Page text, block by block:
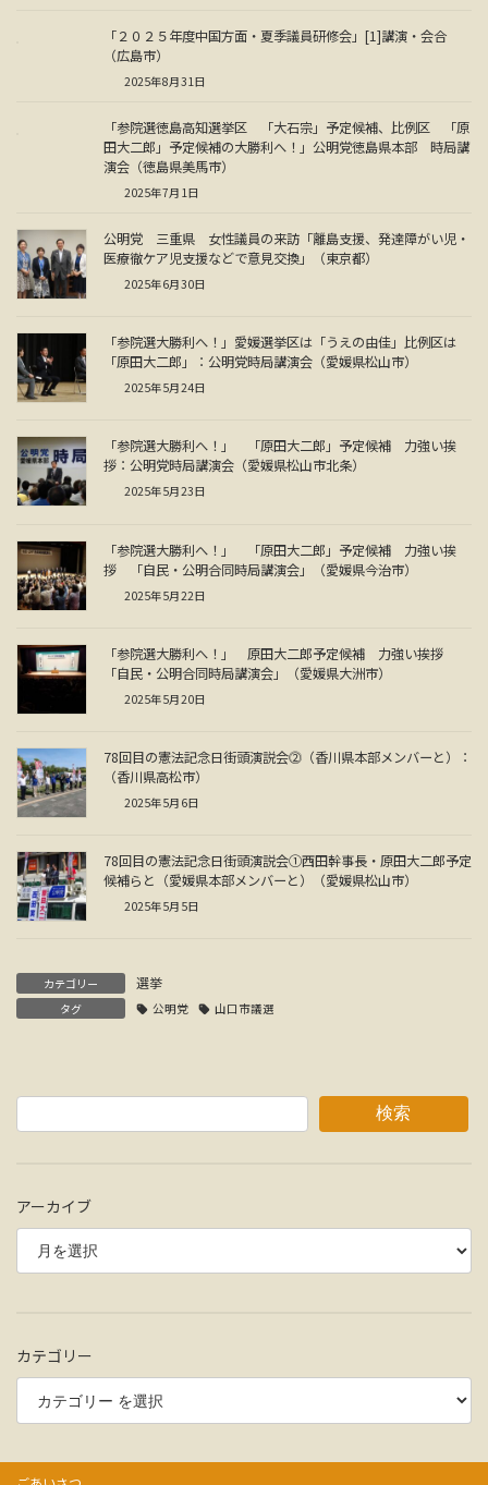
「２０２５年度中国方面・夏季議員研修会」[1]講演・会合
（広島市）
2025年8月31日
「参院選徳島高知選挙区 「大石宗」予定候補、比例区 「原
田大二郎」予定候補の大勝利へ！」公明党徳島県本部 時局講
演会（徳島県美馬市）
2025年7月1日
公明党 三重県 女性議員の来訪「離島支援、発達障がい児・
医療徹ケア児支援などで意見交換」（東京都）
2025年6月30日
「参院選大勝利へ！」愛媛選挙区は「うえの由佳」比例区は
「原田大二郎」：公明党時局講演会（愛媛県松山市）
2025年5月24日
「参院選大勝利へ！」 「原田大二郎」予定候補 力強い挨
拶：公明党時局講演会（愛媛県松山市北条）
2025年5月23日
「参院選大勝利へ！」 「原田大二郎」予定候補 力強い挨
拶 「自民・公明合同時局講演会」（愛媛県今治市）
2025年5月22日
「参院選大勝利へ！」 原田大二郎予定候補 力強い挨拶
「自民・公明合同時局講演会」（愛媛県大洲市）
2025年5月20日
78回目の憲法記念日街頭演説会⓶（香川県本部メンバーと）：
（香川県高松市）
2025年5月6日
78回目の憲法記念日街頭演説会①西田幹事長・原田大二郎予定
候補らと（愛媛県本部メンバーと）（愛媛県松山市）
2025年5月5日
カテゴリー 選挙
タグ 公明党 山口市議選
検索
アーカイブ
カテゴリー